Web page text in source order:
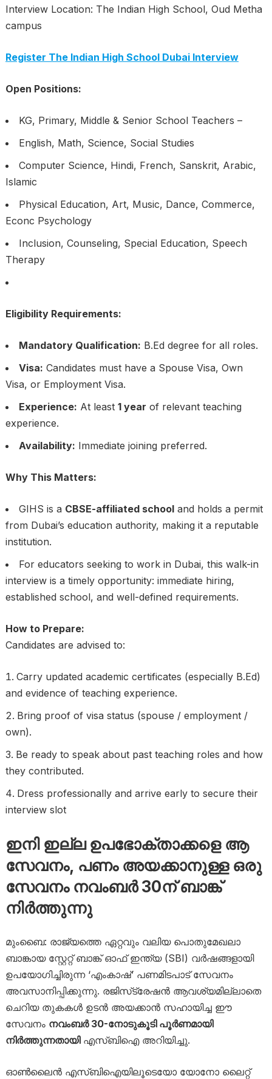
Interview Location: The Indian High School, Oud Metha
campus
Register The Indian High School Dubai Interview
Open Positions:
KG, Primary, Middle & Senior School Teachers –
English, Math, Science, Social Studies
Computer Science, Hindi, French, Sanskrit, Arabic,
Islamic
Physical Education, Art, Music, Dance, Commerce,
Econc Psychology
Inclusion, Counseling, Special Education, Speech
Therapy
Eligibility Requirements:
Mandatory Qualification: B.Ed degree for all roles.
Visa: Candidates must have a Spouse Visa, Own
Visa, or Employment Visa.
Experience: At least 1 year of relevant teaching
experience.
Availability: Immediate joining preferred.
Why This Matters:
GIHS is a CBSE-affiliated schooland holds a permit
from Dubai’s education authority, making it a reputable
institution.
For educators seeking to work in Dubai, this walk-in
interview is a timely opportunity: immediate hiring,
established school, and well-defined requirements.
How to Prepare:
Candidates are advised to:
Carry updated academic certificates (especially B.Ed)
and evidence of teaching experience.
Bring proof of visa status (spouse / employment /
own).
Be ready to speak about past teaching roles and how
they contributed.
Dress professionally and arrive early to secure their
interview slot
ഇനി ഇല്ല ഉപഭോക്താക്കളെ ആ
സേവനം, പണം അയക്കാനുള്ള ഒരു
സേവനം നവംബർ 30ന് ബാങ്ക്
നിർത്തുന്നു
മുംബൈ: രാജ്യത്തെ ഏറ്റവും വലിയ പൊതുമേഖലാ
ബാങ്കായ സ്റ്റേറ്റ് ബാങ്ക് ഓഫ് ഇന്ത്യ (SBI) വർഷങ്ങളായി
ഉപയോഗിച്ചിരുന്ന ‘എംകാഷ്’ പണമിടപാട് സേവനം
അവസാനിപ്പിക്കുന്നു. രജിസ്‌ട്രേഷൻ ആവശ്യമില്ലാതെ
ചെറിയ തുകകൾ ഉടൻ അയക്കാൻ സഹായിച്ച ഈ
സേവനം നവംബർ 30-നോടുകൂടി പൂർണമായി
നിർത്തുന്നതായിഎസ്‌ബിഐ അറിയിച്ചു.
ഓൺലൈൻ എസ്‌ബിഐയിലൂടെയോ യോനോ ലൈറ്റ്